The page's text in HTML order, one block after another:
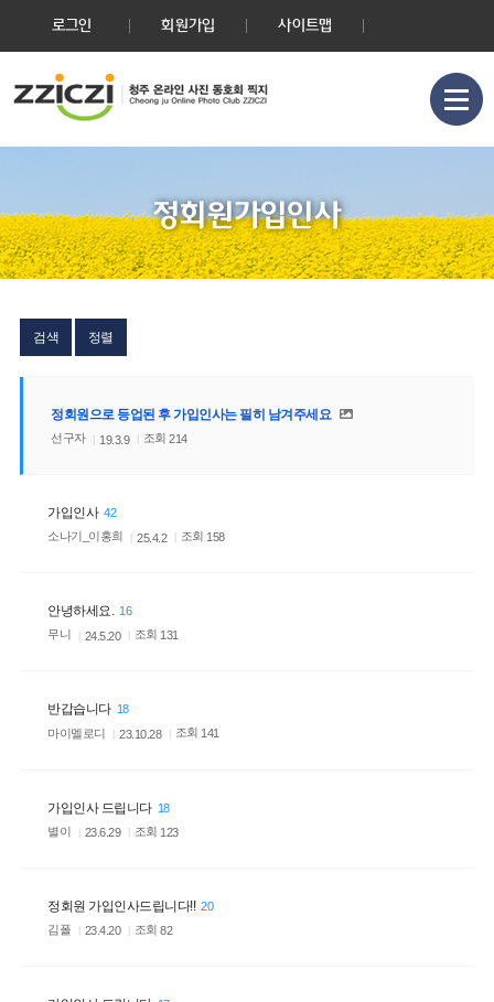
로그인 회원가입 사이트맵
정회원가입인사
검색 정렬
정회원으로 등업된 후 가입인사는 필히 남겨주세요
선구자 19.3.9 조회214
가입인사 42
소나기_이홍희
25.4.2 조회 158
안녕하세요. 16
무니
24.5.20 조회 131
반갑습니다 18
마이멜로디
23.10.28 조회 141
가입인사 드립니다 18
별이
23.6.29 조회 123
정회원 가입인사드립니다!! 20
김폴
23.4.20 조회82